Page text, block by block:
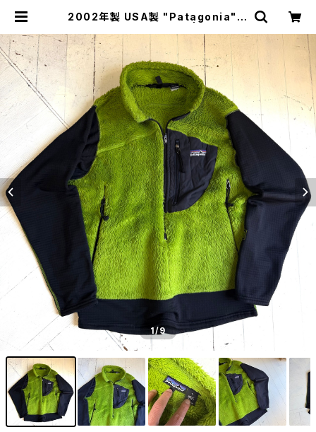
2002年製 USA製 "Patagonia" R
1/9